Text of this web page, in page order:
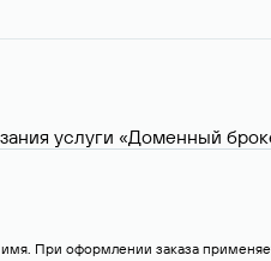
услуги «Доменный
При оформлении заказа